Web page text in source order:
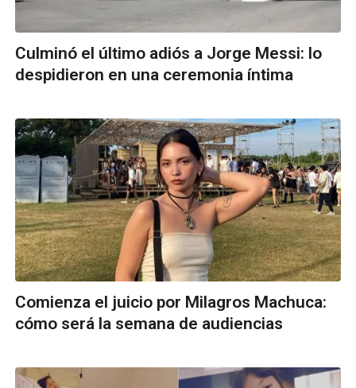
Culminó el último adiós a Jorge Messi: lo
despidieron en una ceremonia íntima
Comienza el juicio por Milagros Machuca:
cómo será la semana de audiencias